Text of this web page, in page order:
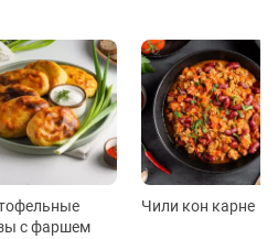
с фаршем
Чили кон карне